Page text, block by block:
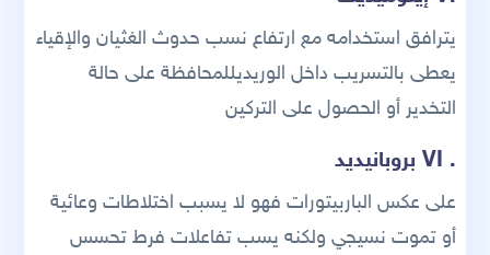
يترافق استخدامه مع ارتفاع نسب حدوث الغثيان والإقياء
يعطى بالتسريب داخل الوريديللمحافظة على حالة
التخدير أو الحصول على التركين
. VI بروبانيديد
على عكس الباربيتورات فهو لا يسبب اختلاطات وعائية
أو تموت نسيجي ولكنه يسب تفاعلات فرط تحسس